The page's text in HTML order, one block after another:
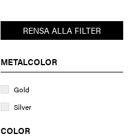
RENSA ALLA FILTER
METALCOLOR
Gold
Silver
COLOR